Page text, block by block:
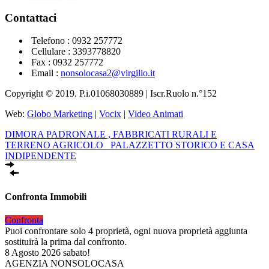
Contattaci
Telefono : 0932 257772
Cellulare : 3393778820
Fax : 0932 257772
Email : nonsolocasa2@virgilio.it
Copyright © 2019. P.i.01068030889 | Iscr.Ruolo n.°152
Web: Globo Marketing | Vocix | Video Animati
DIMORA PADRONALE , FABBRICATI RURALI E
TERRENO AGRICOLO
PALAZZETTO STORICO E CASA
INDIPENDENTE
Confronta Immobili
Confronta
Puoi confrontare solo 4 proprietà, ogni nuova proprietà aggiunta
sostituirà la prima dal confronto.
8 Agosto 2026 sabato!
AGENZIA NONSOLOCASA